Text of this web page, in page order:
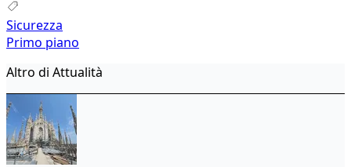
Sicurezza
Primo piano
Altro di Attualità